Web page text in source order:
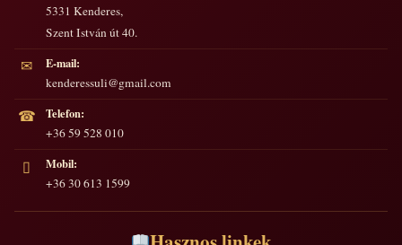
5331 Kenderes,
Szent István út 40.
✉
E-mail:
kenderessuli@gmail.com
☎
Telefon:
+36 59 528 010
▯
Mobil:
+36 30 613 1599